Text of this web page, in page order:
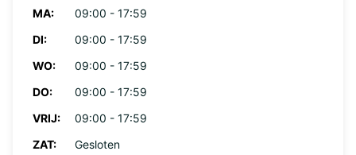
MA:
09:00 - 17:59
DI:
09:00 - 17:59
WO:
09:00 - 17:59
DO:
09:00 - 17:59
VRIJ:
09:00 - 17:59
ZAT:
Gesloten